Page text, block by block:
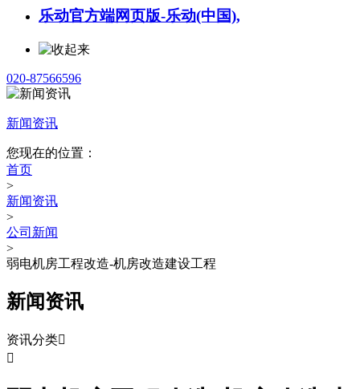
乐动官方端网页版-乐动(中国),
020-87566596
新闻资讯
您现在的位置：
首页
>
新闻资讯
>
公司新闻
>
弱电机房工程改造-机房改造建设工程
新闻资讯
资讯分类
